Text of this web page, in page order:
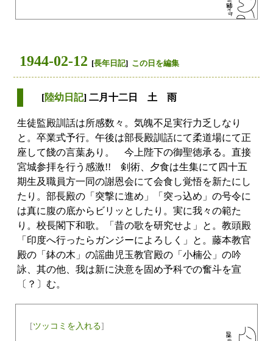
1944-02-12 [長年日記] この日を編集
[陸幼日記] 二月十二日 土 雨
生徒監殿訓話は所感数々。気魄不足実行力乏しなり
と。卒業式予行。午後は部長殿訓話にて柔道場にて正
座して餞の言葉あり。 今上陛下の御聖徳承る。直接
宮城参拝を行う感激!! 剣術、夕食は生集にて四十五
期生及職員方一同の謝恩会にて会食し覚悟を新たにし
たり。部長殿の「突撃に進め」「突っ込め」の号令に
は真に腹の底からビリッとしたり。実に我々の範た
り。校長閣下和歌。「昔の歌を研究せよ」と。教頭殿
「印度へ行ったらガンジーによろしく」と。藤本教官
殿の「鉢の木」の謡曲児玉教官殿の「小楠公」の吟
詠、其の他、我は新に決意を固め予科での奮斗を宣
〔？〕む。
[ツッコミを入れる]